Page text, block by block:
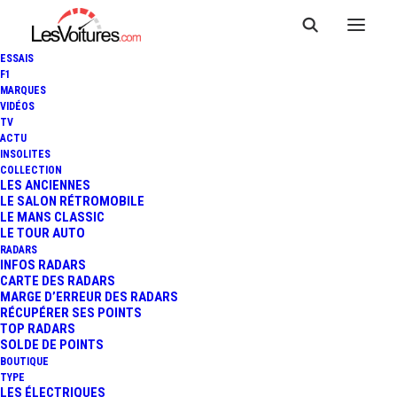
ESSAIS
F1
MARQUES
VIDÉOS
TV
ACTU
INSOLITES
COLLECTION
LES ANCIENNES
LE SALON RÉTROMOBILE
LE MANS CLASSIC
LE TOUR AUTO
RADARS
INFOS RADARS
CARTE DES RADARS
MARGE D’ERREUR DES RADARS
RÉCUPÉRER SES POINTS
TOP RADARS
SOLDE DE POINTS
BOUTIQUE
TYPE
LES ÉLECTRIQUES